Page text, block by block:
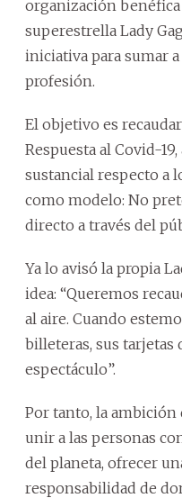
organización
superestrella Lady
iniciativa para sumar
profesión.
El objetivo es
Respuesta al Covid-
sustancial respecto a
como modelo: No
directo a través del
Ya lo avisó la propia
idea: “Queremos
al aire. Cuando
billeteras, sus
espectáculo”.
Por tanto, la ambición
unir a las personas
del planeta, ofrecer
responsabilidad de